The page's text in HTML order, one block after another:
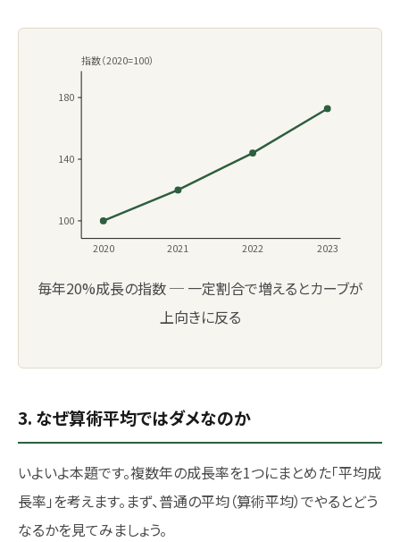
100
140
180
2020 2021 2022 2023
指数（2020=100）
毎年20%成長の指数 ─ 一定割合で増えるとカーブが
上向きに反る
3. なぜ算術平均ではダメなのか
いよいよ本題です。複数年の成長率を1つにまとめた「平均成
長率」を考えます。まず、普通の平均（算術平均）でやるとどう
なるかを見てみましょう。